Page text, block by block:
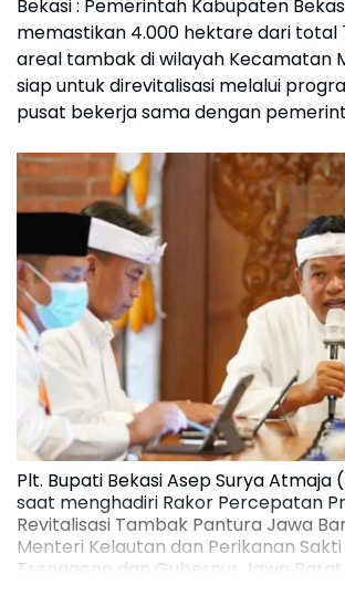
Bekasi : Pemerintah Kabupaten
memastikan 4.000 hektare dari total
areal tambak di wilayah Kecamatan
siap untuk direvitalisasi melalui
pusat bekerja sama dengan
Plt. Bupati Bekasi Asep Surya
saat menghadiri Rakor Percepatan
Revitalisasi Tambak Pantura Jawa
Menteri Kelautan dan Perikanan
Trenggono dan Gubernur Jawa Barat